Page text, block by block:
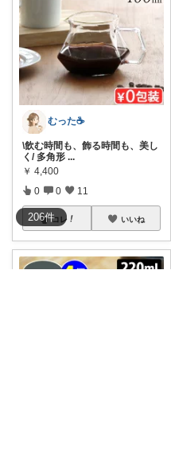
206件
むった☕️
\飲む時間も、飾る時間も、美し
く/ 多角形 ...
￥ 4,400
0 0 11
コレ いいね